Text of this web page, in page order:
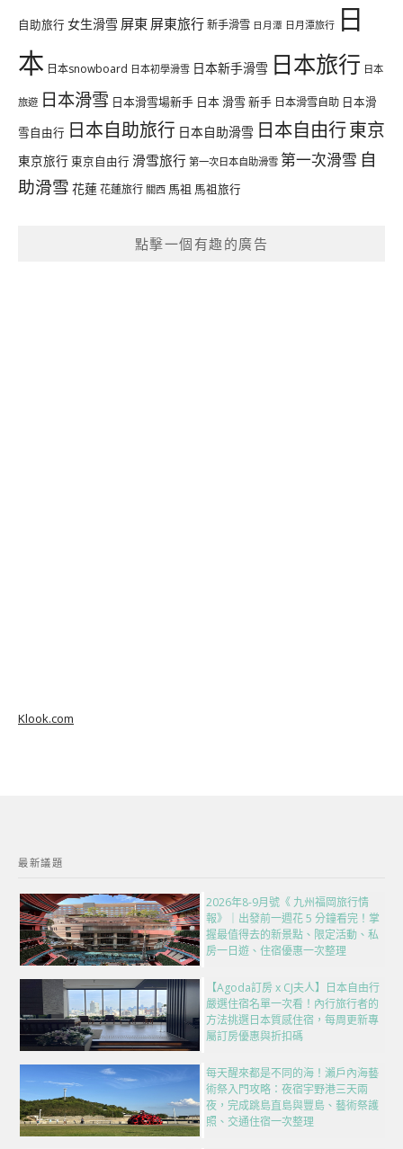
自助旅行 女生滑雪 屏東 屏東旅行新手滑雪 日月潭 日月潭旅行 日
本 日本snowboard 日本初學滑雪 日本新手滑雪 日本旅行 日本
旅遊 日本滑雪 日本滑雪場新手 日本 滑雪 新手 日本滑雪自助 日本滑
雪自由行 日本自助旅行 日本自助滑雪 日本自由行東京
東京旅行 東京自由行 滑雪旅行 第一次日本自助滑雪 第一次滑雪 自
助滑雪 花蓮花蓮旅行 關西 馬祖 馬祖旅行
點擊一個有趣的廣告
Klook.com
最新議題
2026年8-9月號《 九州福岡旅行情
報》｜出發前一週花 5 分鐘看完！掌
握最值得去的新景點、限定活動、私
房一日遊、住宿優惠一次整理
【Agoda訂房 x CJ夫人】日本自由行
嚴選住宿名單一次看！內行旅行者的
方法挑選日本質感住宿，每周更新專
屬訂房優惠與折扣碼
每天醒來都是不同的海！瀨戶內海藝
術祭入門攻略：夜宿宇野港三天兩
夜，完成跳島直島與豐島、藝術祭護
照、交通住宿一次整理